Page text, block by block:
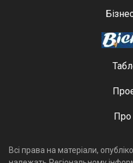
Про
Всі права на матеріали,